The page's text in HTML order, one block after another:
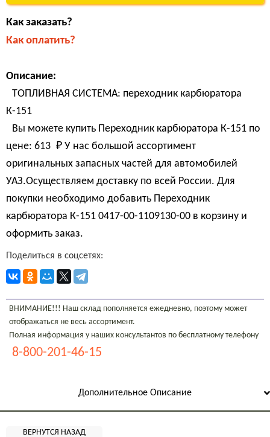
Как заказать?
Как оплатить?
Описание:
ТОПЛИВНАЯ СИСТЕМА: переходник карбюратора
К-151
Вы можете купить Переходник карбюратора К-151 по
цене: 613 ₽ У нас большой ассортимент
оригинальных запасных частей для автомобилей
УАЗ.Осуществляем доставку по всей России. Для
покупки необходимо добавить Переходник
карбюратора К-151 0417-00-1109130-00 в корзину и
оформить заказ.
Поделиться в соцсетях:
ВНИМАНИЕ!!! Наш склад пополняется ежедневно, поэтому может
отображаться не весь ассортимент.
Полная информация у наших консультантов по бесплатному телефону
8-800-201-46-15
Дополнительное Описание